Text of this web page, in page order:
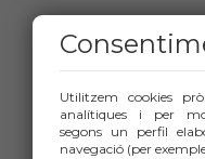
Utilitzem cookies
analítiques i per
segons un perfil
navegació (per